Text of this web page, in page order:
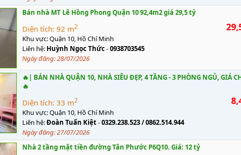
Bán nhà MT Lê Hồng Phong Quận 10 92,4m2 giá 29,5 tỷ
Diện tích: 92 m2
Khu vực:Quận 10, Hồ Chí Minh
Liên hệ: Huỳnh Ngọc Thức-0938703545
Ngày đăng:28/07/2026
🔥| BÁN NHÀ QUẬN 10, NHÀ SIÊU ĐẸP, 4 TẦNG - 3 PHÒNG NGỦ, GIÁ
🔥
Diện tích: 33 m2
Khu vực:Quận 10, Hồ Chí Minh
Liên hệ:Đoàn Tuấn Kiệt-0329.238.523 / 0862.514.944
Ngày đăng:27/07/2026
Nhà 2 tầng mặt tiền đường Tân Phước P6Q10. Giá: 12 tỷ